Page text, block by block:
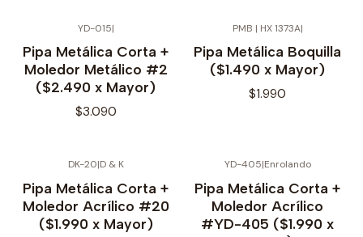
YD-015|
Pipa Metálica Corta +
Moledor Metálico #2
($2.490 x Mayor)
$3.090
PMB | HX 1373A|
Pipa Metálica Boquilla
($1.490 x Mayor)
$1.990
DK-20|D & K
Pipa Metálica Corta +
Moledor Acrílico #20
($1.990 x Mayor)
YD-405|Enrolando
Pipa Metálica Corta +
Moledor Acrílico
#YD-405 ($1.990 x